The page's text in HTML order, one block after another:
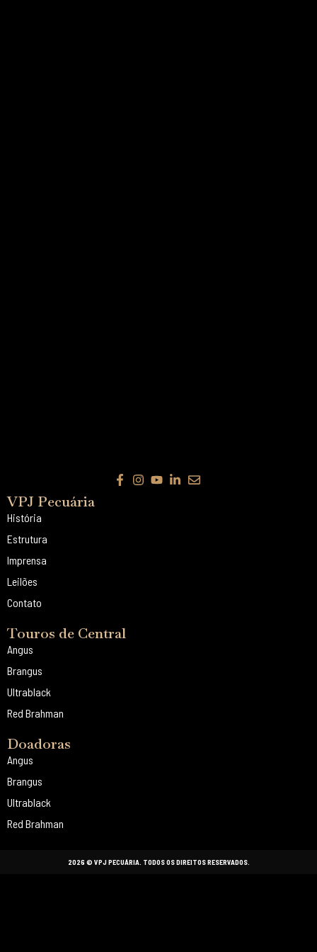
VPJ Pecuária
História
Estrutura
Imprensa
Leilões
Contato
Touros de Central
Angus
Brangus
Ultrablack
Red Brahman
Doadoras
Angus
Brangus
Ultrablack
Red Brahman
2026 © VPJ PECUÁRIA. TODOS OS DIREITOS RESERVADOS.